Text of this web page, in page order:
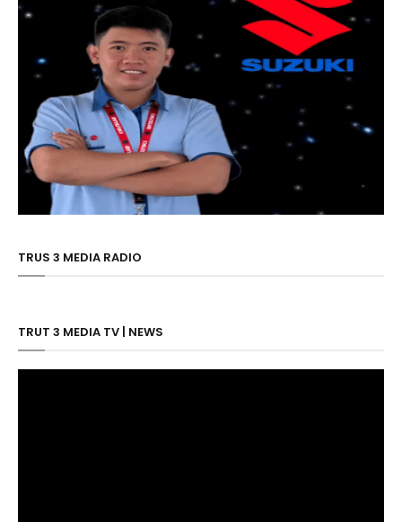
TRUS 3 MEDIA RADIO
TRUT 3 MEDIA TV | NEWS